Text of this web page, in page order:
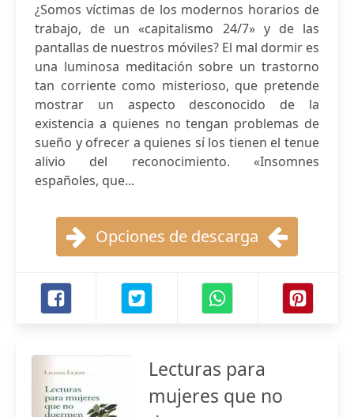
¿Somos víctimas de los modernos horarios de
trabajo, de un «capitalismo 24/7» y de las
pantallas de nuestros móviles? El mal dormir es
una luminosa meditación sobre un trastorno
tan corriente como misterioso, que pretende
mostrar un aspecto desconocido de la
existencia a quienes no tengan problemas de
sueño y ofrecer a quienes sí los tienen el tenue
alivio del reconocimiento. «Insomnes
españoles, que...
Opciones de descarga
Lecturas para
mujeres que no